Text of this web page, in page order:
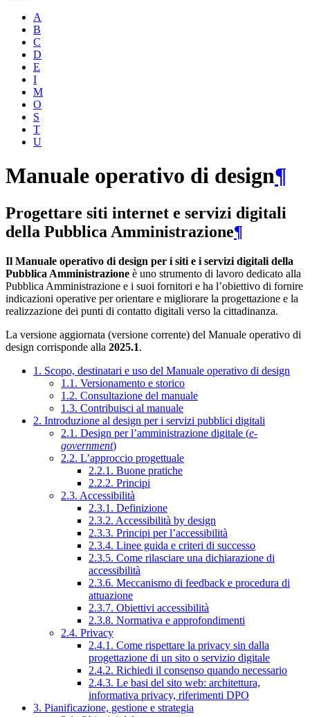
A
B
C
D
E
I
M
O
S
T
U
Manuale operativo di design¶
Progettare siti internet e servizi digitali
della Pubblica Amministrazione¶
Il Manuale operativo di design per i siti e i servizi digitali della
Pubblica Amministrazione è uno strumento di lavoro dedicato alla
Pubblica Amministrazione e i suoi fornitori e ha l’obiettivo di fornire
indicazioni operative per orientare e migliorare la progettazione e la
realizzazione dei punti di contatto digitali verso la cittadinanza.
La versione aggiornata (versione corrente) del Manuale operativo di
design corrisponde alla 2025.1.
1. Scopo, destinatari e uso del Manuale operativo di design
1.1. Versionamento e storico
1.2. Consultazione del manuale
1.3. Contribuisci al manuale
2. Introduzione al design per i servizi pubblici digitali
2.1. Design per l’amministrazione digitale (e-
government)
2.2. L’approccio progettuale
2.2.1. Buone pratiche
2.2.2. Principi
2.3. Accessibilità
2.3.1. Definizione
2.3.2. Accessibilità by design
2.3.3. Principi per l’accessibilità
2.3.4. Linee guida e criteri di successo
2.3.5. Come rilasciare una dichiarazione di
accessibilità
2.3.6. Meccanismo di feedback e procedura di
attuazione
2.3.7. Obiettivi accessibilità
2.3.8. Normativa e approfondimenti
2.4. Privacy
2.4.1. Come rispettare la privacy sin dalla
progettazione di un sito o servizio digitale
2.4.2. Richiedi il consenso quando necessario
2.4.3. Le basi del sito web: architettura,
informativa privacy, riferimenti DPO
3. Pianificazione, gestione e strategia